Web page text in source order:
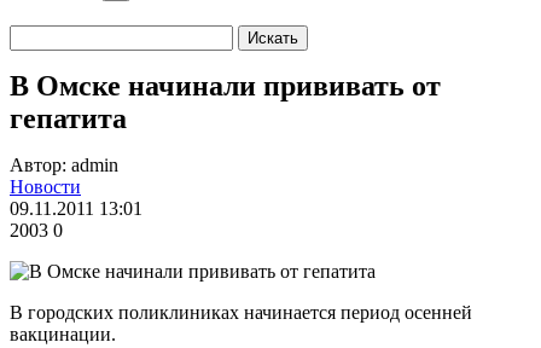
В Омске начинали прививать от
гепатита
Автор: admin
Новости
09.11.2011 13:01
2003 0
В городских поликлиниках начинается период осенней
вакцинации.